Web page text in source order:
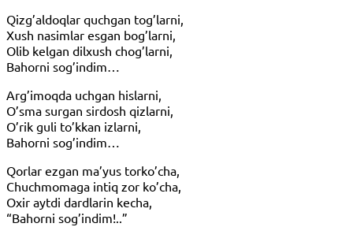
Qizg’aldoqlar quchgan tog’larni,
Xush nasimlar esgan bog’larni,
Olib kelgan dilxush chog’larni,
Bahorni sog’indim…
Arg’imoqda uchgan hislarni,
O’sma surgan sirdosh qizlarni,
O’rik guli to’kkan izlarni,
Bahorni sog’indim…
Qorlar ezgan ma’yus torko’cha,
Chuchmomaga intiq zor ko’cha,
Oxir aytdi dardlarin kecha,
“Bahorni sog’indim!..”